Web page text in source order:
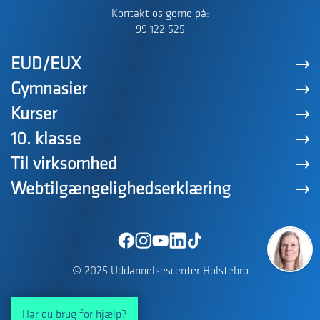
Har du brug for hjælp?
Kontakt os gerne på:
99 122 525
EUD/EUX
Gymnasier
Kurser
10. klasse
Til virksomhed
Webtilgængelighedserklæring
© 2025 Uddannelsescenter Holstebro